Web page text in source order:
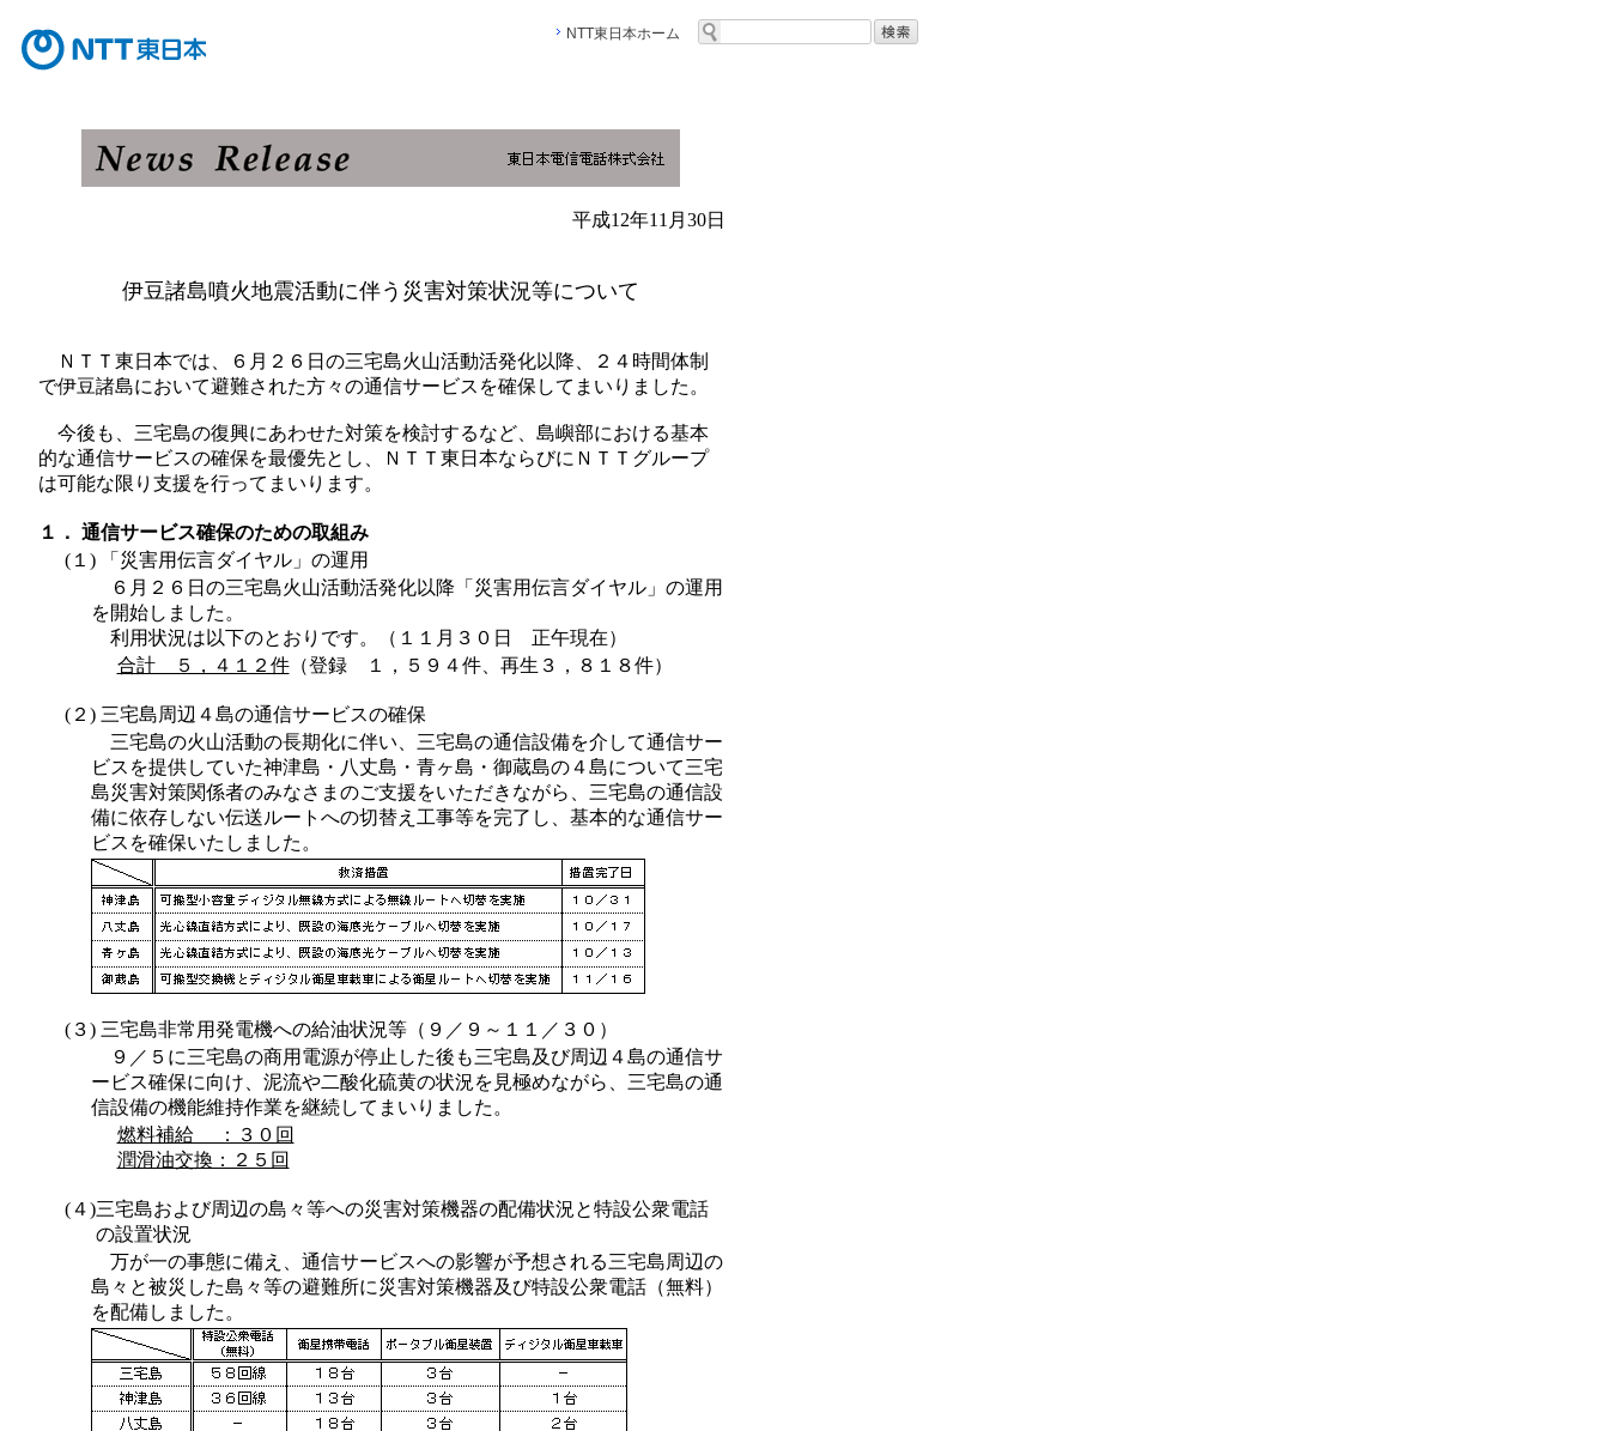
NTT東日本ホーム
平成12年11月30日
伊豆諸島噴火地震活動に伴う災害対策状況等について
ＮＴＴ東日本では、６月２６日の三宅島火山活動活発化以降、２４時間体制
で伊豆諸島において避難された方々の通信サービスを確保してまいりました。
今後も、三宅島の復興にあわせた対策を検討するなど、島嶼部における基本
的な通信サービスの確保を最優先とし、ＮＴＴ東日本ならびにＮＴＴグループ
は可能な限り支援を行ってまいります。
１． 通信サービス確保のための取組み
(１) 「災害用伝言ダイヤル」の運用
６月２６日の三宅島火山活動活発化以降「災害用伝言ダイヤル」の運用
を開始しました。
利用状況は以下のとおりです。（１１月３０日 正午現在）
合計 ５，４１２件（登録 １，５９４件、再生３，８１８件）
(２) 三宅島周辺４島の通信サービスの確保
三宅島の火山活動の長期化に伴い、三宅島の通信設備を介して通信サー
ビスを提供していた神津島・八丈島・青ヶ島・御蔵島の４島について三宅
島災害対策関係者のみなさまのご支援をいただきながら、三宅島の通信設
備に依存しない伝送ルートへの切替え工事等を完了し、基本的な通信サー
ビスを確保いたしました。
(３) 三宅島非常用発電機への給油状況等（９／９～１１／３０）
９／５に三宅島の商用電源が停止した後も三宅島及び周辺４島の通信サ
ービス確保に向け、泥流や二酸化硫黄の状況を見極めながら、三宅島の通
信設備の機能維持作業を継続してまいりました。
燃料補給 ：３０回
潤滑油交換：２５回
(４)三宅島および周辺の島々等への災害対策機器の配備状況と特設公衆電話
の設置状況
万が一の事態に備え、通信サービスへの影響が予想される三宅島周辺の
島々と被災した島々等の避難所に災害対策機器及び特設公衆電話（無料）
を配備しました。